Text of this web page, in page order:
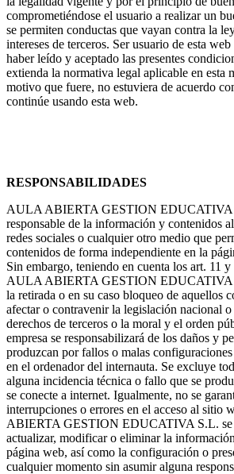
comprometiéndose el usuario a realizar un
se permiten conductas que vayan contra la
intereses de terceros. Ser usuario de esta
haber leído y aceptado las presentes
extienda la normativa legal aplicable en esta
motivo que fuere, no estuviera de acuerdo
continúe usando esta web.
RESPONSABILIDADES
AULA ABIERTA GESTION EDUCATIVA
responsable de la información y contenidos
redes sociales o cualquier otro medio que
contenidos de forma independiente en la
Sin embargo, teniendo en cuenta los art. 11
AULA ABIERTA GESTION EDUCATIVA
la retirada o en su caso bloqueo de aquellos
afectar o contravenir la legislación nacional
derechos de terceros o la moral y el orden
empresa se responsabilizará de los daños y
produzcan por fallos o malas
en el ordenador del internauta. Se excluye
alguna incidencia técnica o fallo que se
se conecte a internet. Igualmente, no se
interrupciones o errores en el acceso al sitio
ABIERTA GESTION EDUCATIVA S.L. se
actualizar, modificar o eliminar la
página web, así como la configuración o
cualquier momento sin asumir alguna